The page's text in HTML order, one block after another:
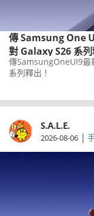
傳 Samsung One
對 Galaxy S26 系列
傳SamsungOneUI9最
系列釋出！
S.A.L.E.
2026-08-06 |